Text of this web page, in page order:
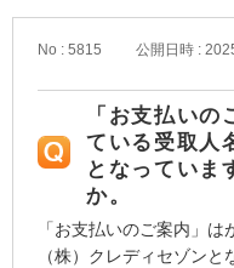
No : 5815 公開日時 :
「お支払い
ている受取人
となっていま
か。
「お支払いのご案内」
（株）クレディセゾン